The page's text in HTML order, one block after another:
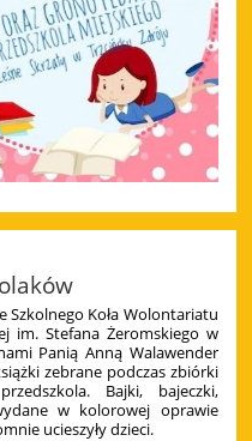
Szkolnego Koła Wolontariatu
im. Stefana Żeromskiego w
Panią Anną Walawender
zebrane podczas zbiórki
Bajki, bajeczki,
w kolorowej oprawie
ucieszyły dzieci.